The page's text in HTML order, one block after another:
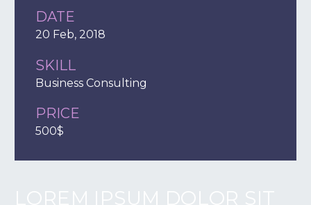
DATE
20 Feb, 2018
SKILL
Business Consulting
PRICE
500$